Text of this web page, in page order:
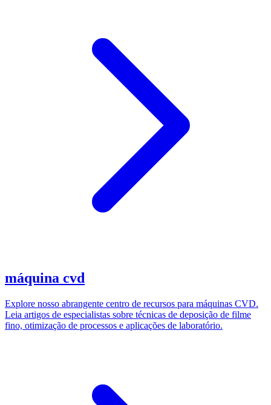
máquina cvd
Explore nosso abrangente centro de recursos para máquinas CVD.
Leia artigos de especialistas sobre técnicas de deposição de filme
fino, otimização de processos e aplicações de laboratório.